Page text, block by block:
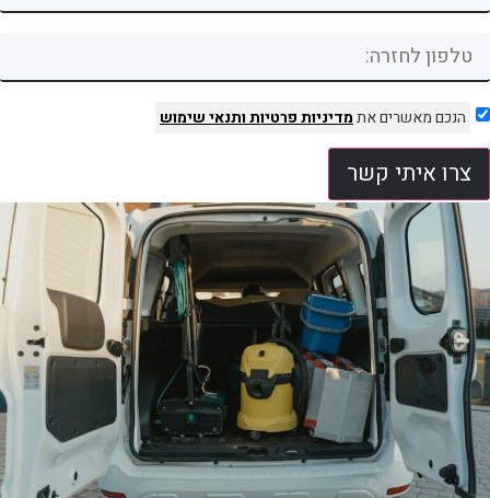
הנכם מאשרים אתמדיניות פרטיותותנאי שימוש
צרו איתי קשר